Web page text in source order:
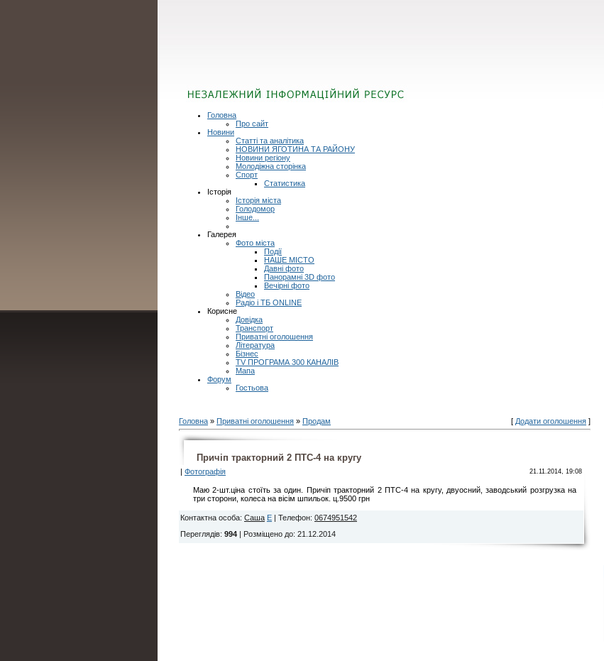
Головна
Про сайт
Новини
Статті та аналітика
НОВИНИ ЯГОТИНА ТА РАЙОНУ
Новини регіону
Молодіжна сторінка
Спорт
Статистика
Історія
Історія міста
Голодомор
Інше...
Галерея
Фото міста
Події
НАШЕ МІСТО
Давні фото
Панорамні 3D фото
Вечірні фото
Відео
Радіо і ТБ ONLINE
Корисне
Довідка
Транспорт
Приватні оголошення
Література
Бізнес
TV ПРОГРАМА 300 КАНАЛІВ
Мапа
Форум
Гостьова
Головна » Приватні оголошення » Продам [ Додати оголошення ]
Причіп тракторний 2 ПТС-4 на кругу
Фотографія 21.11.2014, 19:08
Маю 2-шт.ціна стоїть за один. Причіп тракторний 2 ПТС-4 на кругу, двуосний, заводський розгрузка на
три сторони, колеса на вісім шпильок. ц.9500 грн
Контактна особа: Саша E Телефон: 0674951542
Переглядів: 994 Розміщено до: 21.12.2014